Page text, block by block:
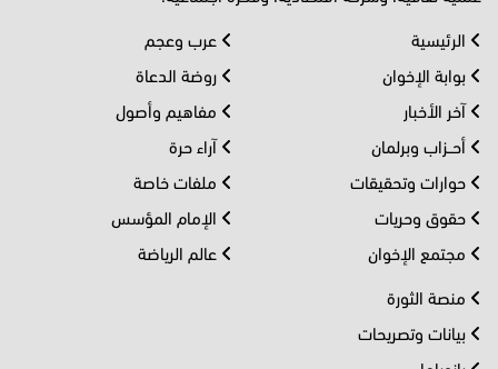
الرئيسية
بوابة الإخوان
آخر الأخبار
أحــزاب وبرلمان
حوارات وتحقيقات
حقوق وحريات
مجتمع الإخوان
عرب وعجم
روضة الدعاة
مفاهيم وأصول
آراء حرة
ملفات خاصة
الإمام المؤسس
عالم الرياضة
منصة الثورة
بيانات وتصريحات